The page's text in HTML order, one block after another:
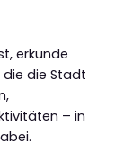
erkunde
die die Stadt
– in